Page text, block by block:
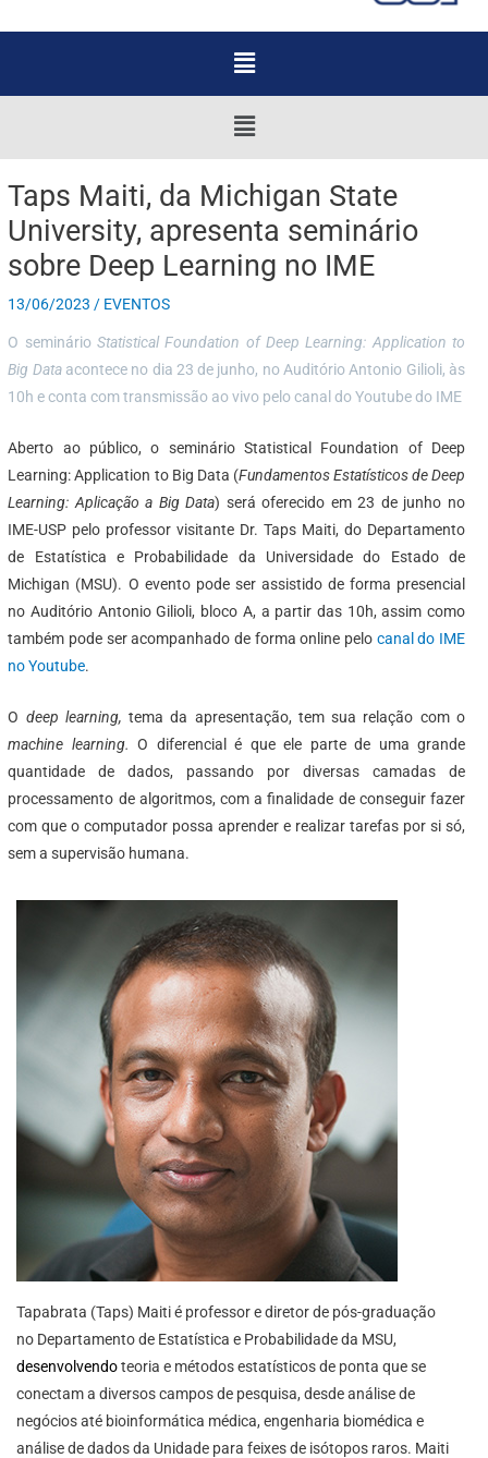
Menu
Menu
Taps Maiti, da Michigan State
University, apresenta seminário
sobre Deep Learning no IME
13/06/2023 / EVENTOS
O seminárioStatistical Foundation of Deep Learning: Application to
Big Dataacontece no dia 23 de junho, no Auditório Antonio Gilioli, às
10h e conta com transmissão ao vivo pelo canal do Youtube do IME
Aberto ao público, o seminário Statistical Foundation of Deep
Learning: Application to Big Data (Fundamentos Estatísticos de Deep
Learning: Aplicação a Big Data) será oferecido em 23 de junho no
IME-USP pelo professor visitante Dr. Taps Maiti, do Departamento
de Estatística e Probabilidade da Universidade do Estado de
Michigan (MSU). O evento pode ser assistido de forma presencial
no Auditório Antonio Gilioli, bloco A, a partir das 10h, assim como
também pode ser acompanhado de forma online pelo canal do IME
no Youtube.
O deep learning,tema da apresentação, tem sua relação com o
machine learning.O diferencial é que ele parte de uma grande
quantidade de dados, passando por diversas camadas de
processamento de algoritmos, com a finalidade de conseguir fazer
com que o computador possa aprender e realizar tarefas por si só,
sem a supervisão humana.
Tapabrata (Taps) Maiti é professor e diretor de pós-graduação
no Departamento de Estatística e Probabilidade da MSU,
desenvolvendoteoria e métodos estatísticos de ponta que se
conectam a diversos campos de pesquisa, desde análise de
negócios até bioinformática médica, engenharia biomédica e
análise de dados da Unidade para feixes de isótopos raros. Maiti